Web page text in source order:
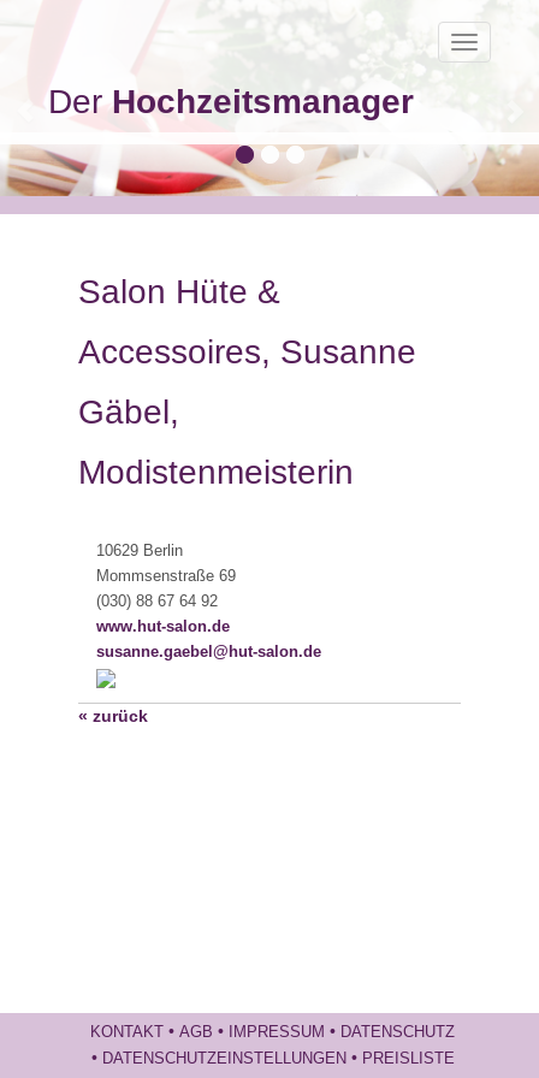
Toggle
DerHochzeitsmanager
Salon Hüte &
Accessoires, Susanne
Gäbel,
Modistenmeisterin
10629 Berlin
Mommsenstraße 69
(030) 88 67 64 92
www.hut-salon.de
susanne.gaebel@hut-salon.de
« zurück
KONTAKT • AGB • IMPRESSUM • DATENSCHUTZ
• DATENSCHUTZEINSTELLUNGEN • PREISLISTE